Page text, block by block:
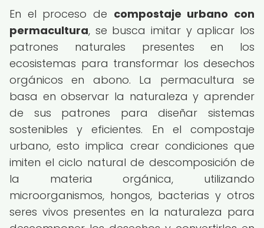
En el proceso de compostaje urbano con
permacultura, se busca imitar y aplicar los
patrones naturales presentes en los
ecosistemas para transformar los desechos
orgánicos en abono. La permacultura se
basa en observar la naturaleza y aprender
de sus patrones para diseñar sistemas
sostenibles y eficientes. En el compostaje
urbano, esto implica crear condiciones que
imiten el ciclo natural de descomposición de
la materia orgánica, utilizando
microorganismos, hongos, bacterias y otros
seres vivos presentes en la naturaleza para